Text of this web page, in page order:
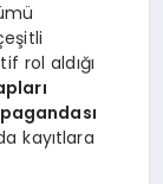
rol aldığı
kayıtlara